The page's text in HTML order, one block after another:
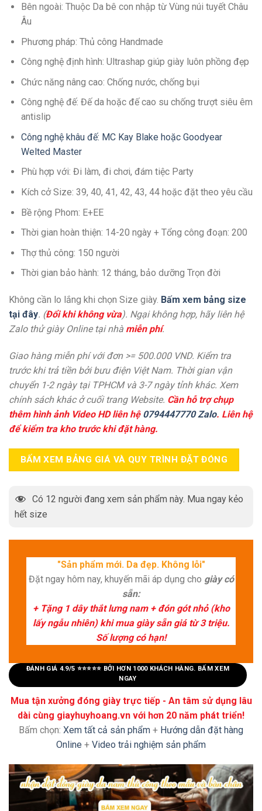
Bên ngoài: Thuộc Da bê con nhập từ Vùng núi tuyết Châu
Âu
Phương pháp: Thủ công Handmade
Công nghệ định hình: Ultrashap giúp giày luôn phồng đẹp
Chức năng nâng cao: Chống nước, chống bụi
Công nghệ đế: Đế da hoặc đế cao su chống trượt siêu êm
antislip
Công nghệ khâu đế: MC Kay Blake hoặc Goodyear
Welted Master
Phù hợp với: Đi làm, đi chơi, đám tiệc Party
Kích cở Size: 39, 40, 41, 42, 43, 44 hoặc đặt theo yêu cầu
Bề rộng Phom: E+EE
Thời gian hoàn thiện: 14-20 ngày + Tổng công đoạn: 200
Thợ thủ công: 150 người
Thời gian bảo hành: 12 tháng, bảo dưỡng Trọn đời
Không cần lo lắng khi chọn Size giày. Bấm xem bảng size
tại đây. (Đổi khi không vừa). Ngại không hợp, hãy liên hệ
Zalo thử giày Online tại nhà miễn phí.
Giao hàng miễn phí với đơn >= 500.000 VND. Kiểm tra
trước khi trả tiền bởi bưu điện Việt Nam. Thời gian vận
chuyển 1-2 ngày tại TPHCM và 3-7 ngày tỉnh khác. Xem
chính sách khác ở cuối trang Website. Cần hỗ trợ chụp
thêm hình ảnh Video HD liên hệ 0794447770 Zalo. Liên hệ
để kiểm tra kho trước khi đặt hàng.
BẤM XEM BẢNG GIÁ VÀ QUY TRÌNH ĐẶT ĐÓNG
Có 12 người đang xem sản phẩm này. Mua ngay kẻo
hết size
"Sản phẩm mới. Da đẹp. Không lỗi"
Đặt ngay hôm nay, khuyến mãi áp dụng cho giày có
sẵn:
+ Tặng 1 dây thắt lưng nam + đón gót nhỏ (kho
lấy ngẫu nhiên) khi mua giày sẵn giá từ 3 triệu.
Số lượng có hạn!
ĐÁNH GIÁ 4.9/5 ⭐⭐⭐⭐⭐ BỞI HƠN 1000 KHÁCH HÀNG. BẤM XEM
NGAY
Mua tận xưởng đóng giày trực tiếp - An tâm sử dụng lâu
dài cùng giayhuyhoang.vn với hơn 20 năm phát triển!
Bấm chọn: Xem tất cả sản phẩm + Hướng dẫn đặt hàng
Online + Video trải nghiệm sản phẩm